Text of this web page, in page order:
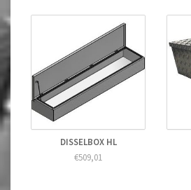
DISSELBOX HL
€509,01